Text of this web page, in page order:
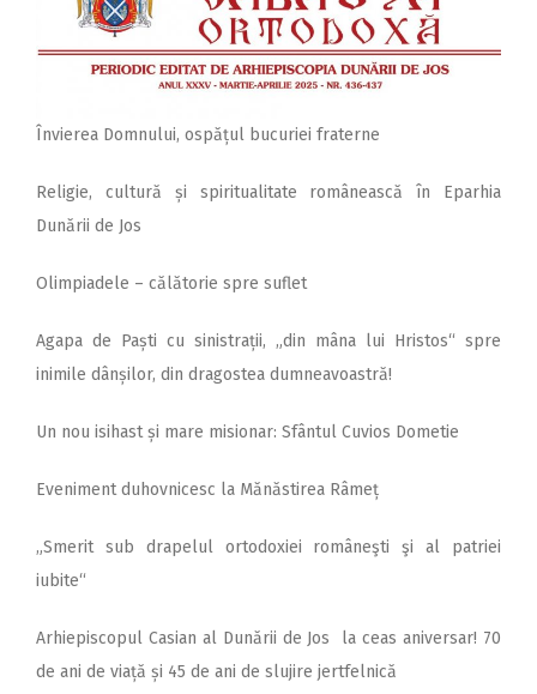
Învierea Domnului, ospățul bucuriei fraterne
Religie, cultură și spiritualitate românească în Eparhia
Dunării de Jos
Olimpiadele – călătorie spre suflet
Agapa de Paști cu sinistrații, „din mâna lui Hristos“ spre
inimile dânșilor, din dragostea dumneavoastră!
Un nou isihast și mare misionar: Sfântul Cuvios Dometie
Eveniment duhovnicesc la Mănăstirea Râmeț
„Smerit sub drapelul ortodoxiei româneşti şi al patriei
iubite“
Arhiepiscopul Casian al Dunării de Jos la ceas aniversar! 70
de ani de viață și 45 de ani de slujire jertfelnică